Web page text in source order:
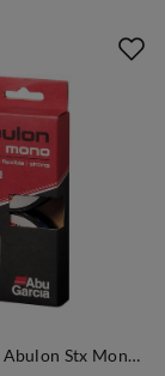
Abu Garcia Abulon Stx Monofilament